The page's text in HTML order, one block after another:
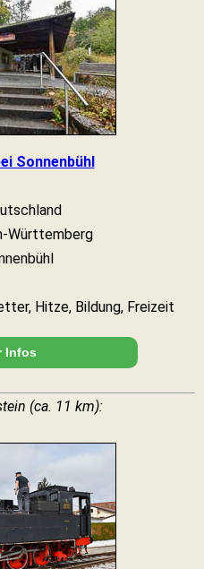
Sonnenbühl
Württemberg
Hitze, Bildung, Freizeit
Infos
(ca. 11 km):